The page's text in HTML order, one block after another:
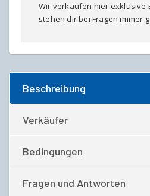
Wir verkaufen hier exklusive
stehen dir bei Fragen immer
Beschreibung
Verkäufer
Bedingungen
Fragen und Antworten